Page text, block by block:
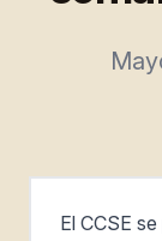
El CCSE